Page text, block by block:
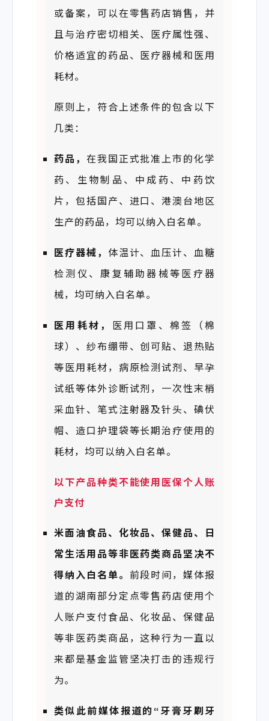
或备案，可以在零售药店销售，并
且与治疗密切相关、医疗属性强、
价格适宜的药品、医疗器械和医用
耗材。
原则上，符合上述条件的包含以下
几类：
药品， 在我国正式批准上市的化学
药、生物制品、中成药、中药饮
片，包括国产、进口、港澳台地区
生产的药品，均可以纳入白名单。
医疗器械， 体温计、血压计、血糖
检测仪、康复辅助器械等医疗器
械，均可纳入白名单。
医用耗材， 医用口罩、棉签（棉
球）、纱布绷带、创可贴、退热贴
等医用耗材，病原检测试剂、早孕
试纸等体外诊断试剂，一次性末梢
采血针、笔式注射器及针头、碘伏
帽、造口护理袋等长期治疗使用的
耗材，均可以纳入白名单。
以下产品种类不能使用医保个人账
户支付
米面油食品、化妆品、保健品、日
常生活用品等非医药类商品坚决不
得纳入白名单。 前段时间，媒体报
道的湖南部分定点零售药店使用个
人账户支付食品、化妆品、保健品
等非医药类商品，这种行为一直以
来都是基金监管坚决打击的违规行
为。
类似此前媒体报道的“牙膏牙刷牙